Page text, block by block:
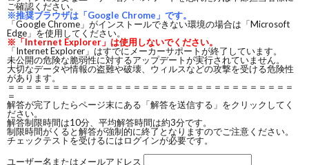
ご確認ください。
※推奨ブラウザは「Google Chrome」です。
「Google Chrome」がインストールできない環境の場合は「Microsoft
Edge」を使用してください。
※「Internet Explorer」は使用しないでください。
「Internet Explorer」はすでにメーカーサポートが終了しています。
未公開の危険な脆弱性に対するアップデートが実行されていません。
大切なデータや情報の盗難や破壊、ウィルスなどの攻撃を受ける危険性
があります。
＝＝＝＝＝＝＝＝＝＝＝＝＝＝＝＝＝＝＝＝＝＝＝＝＝＝＝＝＝＝＝＝
＝
解答が完了したらページ末にある「解答を送信する」をクリックしてく
ださい。
解答制限時間は10分、平均解答時間は約3分です。
制限時間がくると解答が強制的に終了となりますのでご注意ください。
チェックテストを受けるにはログインが必要です。
ユーザー名またはメールアドレス